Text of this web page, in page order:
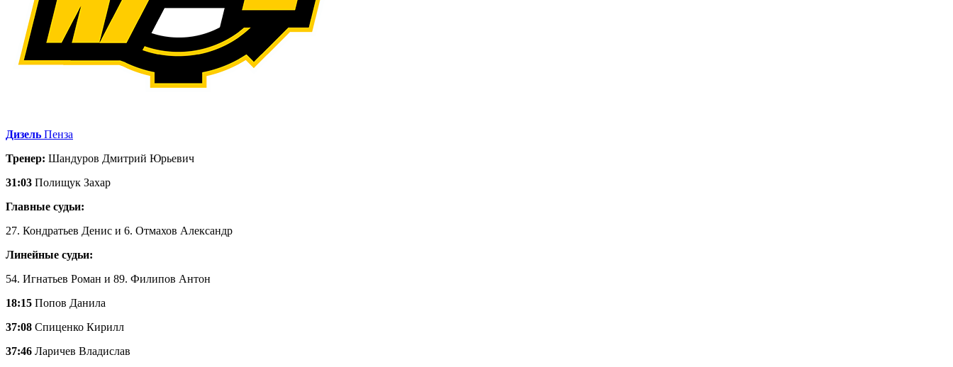
Дизель Пенза
Тренер: Шандуров Дмитрий Юрьевич
31:03 Полищук Захар
Главные судьи:
27. Кондратьев Денис и 6. Отмахов Александр
Линейные судьи:
54. Игнатьев Роман и 89. Филипов Антон
18:15 Попов Данила
37:08 Спиценко Кирилл
37:46 Ларичев Владислав